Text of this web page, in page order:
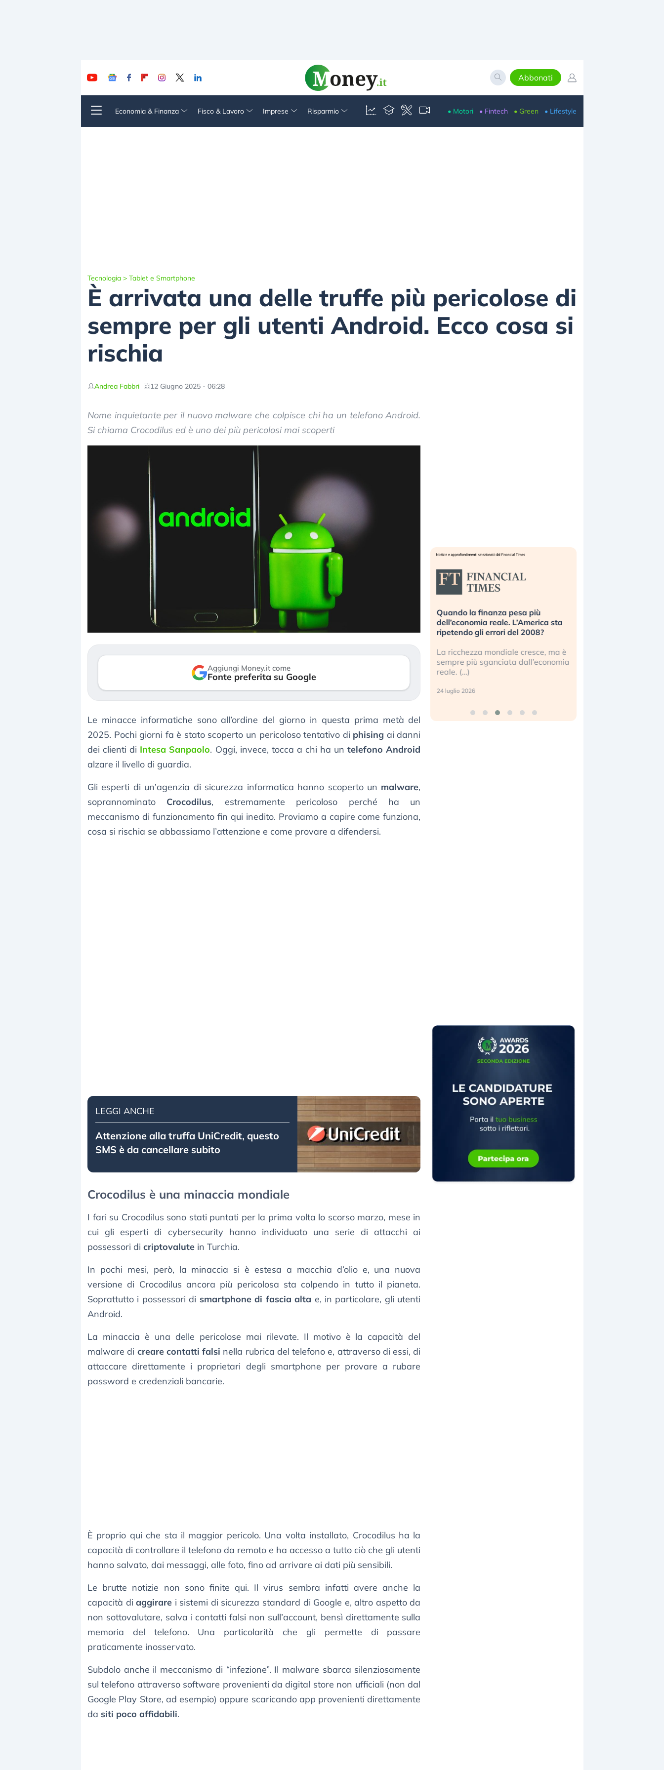
Abbonati
Economia & Finanza Fisco & Lavoro Imprese Risparmio • Motori • Fintech • Green • Lifestyle
Tecnologia > Tablet e Smartphone
È arrivata una delle truffe più pericolose di
sempre per gli utenti Android. Ecco cosa si
rischia
Andrea Fabbri 12 Giugno 2025 - 06:28
Nome inquietante per il nuovo malware che colpisce chi ha un telefono Android.
Si chiama Crocodilus ed è uno dei più pericolosi mai scoperti
Aggiungi Money.it come
Fonte preferita su Google
Le minacce informatiche sono all’ordine del giorno in questa prima metà del
2025. Pochi giorni fa è stato scoperto un pericoloso tentativo di phising ai danni
dei clienti di Intesa Sanpaolo. Oggi, invece, tocca a chi ha untelefono Android
alzare il livello di guardia.
Gli esperti di un’agenzia di sicurezza informatica hanno scoperto un malware,
soprannominato Crocodilus, estremamente pericoloso perché ha un
meccanismo di funzionamento fin qui inedito. Proviamo a capire come funziona,
cosa si rischia se abbassiamo l’attenzione e come provare a difendersi.
LEGGI ANCHE
Attenzione alla truffa UniCredit, questo
SMS è da cancellare subito
Crocodilus è una minaccia mondiale
I fari su Crocodilus sono stati puntati per la prima volta lo scorso marzo, mese in
cui gli esperti di cybersecurity hanno individuato una serie di attacchi ai
possessori di criptovalute in Turchia.
In pochi mesi, però, la minaccia si è estesa a macchia d’olio e, una nuova
versione di Crocodilus ancora più pericolosa sta colpendo in tutto il pianeta.
Soprattutto i possessori di smartphone di fascia alta e, in particolare, gli utenti
Android.
La minaccia è una delle pericolose mai rilevate. Il motivo è la capacità del
malware di creare contatti falsi nella rubrica del telefono e, attraverso di essi, di
attaccare direttamente i proprietari degli smartphone per provare a rubare
password e credenziali bancarie.
È proprio qui che sta il maggior pericolo. Una volta installato, Crocodilus ha la
capacità di controllare il telefono da remoto e ha accesso a tutto ciò che gli utenti
hanno salvato, dai messaggi, alle foto, fino ad arrivare ai dati più sensibili.
Le brutte notizie non sono finite qui. Il virus sembra infatti avere anche la
capacità diaggirare i sistemi di sicurezza standard di Google e, altro aspetto da
non sottovalutare, salva i contatti falsi non sull’account, bensì direttamente sulla
memoria del telefono. Una particolarità che gli permette di passare
praticamente inosservato.
Subdolo anche il meccanismo di “infezione”. Il malware sbarca silenziosamente
sul telefono attraverso software provenienti da digital store non ufficiali (non dal
Google Play Store, ad esempio) oppure scaricando app provenienti direttamente
da siti poco affidabili.
Dalle valutazioni estreme alla
correzione. Cosa sta guidando il
repricing degli asset?
3 agosto 2026
«La mia vita è rovinata». Investitori
in preda al panico dopo lo scoppio
della bolla AI
Kospi, mentre gli investitori retail (…)
30 luglio 2026
Quando la finanza pesa più
dell’economia reale. L’America sta
ripetendo gli errori del 2008?
La ricchezza mondiale cresce, ma è
sempre più sganciata dall’economia
reale. (…)
24 luglio 2026